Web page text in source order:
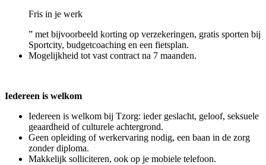
Fris in je werk
” met bijvoorbeeld korting op verzekeringen, gratis sporten bij
Sportcity, budgetcoaching en een fietsplan.
Mogelijkheid tot vast contract na 7 maanden.
Iedereen is welkom
Iedereen is welkom bij Tzorg: ieder geslacht, geloof, seksuele
geaardheid of culturele achtergrond.
Geen opleiding of werkervaring nodig, een baan in de zorg
zonder diploma.
Makkelijk solliciteren, ook op je mobiele telefoon.